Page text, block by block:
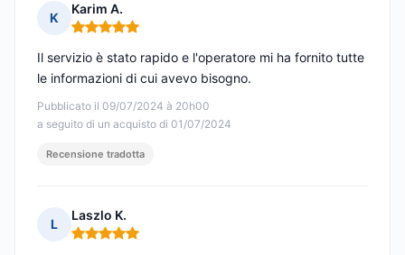
K
Karim A.
Nota: 5 su 5
Pubblicato il 09/07/2024 à 20h00
a seguito di un acquisto di 01/07/2024
Il servizio è stato rapido e l'operatore mi ha fornito tutte
le informazioni di cui avevo bisogno.
Recensione tradotta
L
Laszlo K.
Nota: 5 su 5